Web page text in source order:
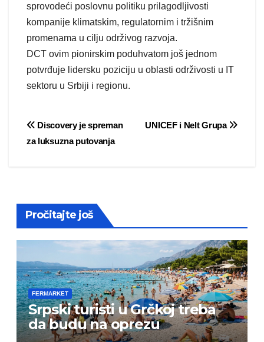
sprovodeći poslovnu politiku prilagodljivosti
kompanije klimatskim, regulatornim i tržišnim
promenama u cilju održivog razvoja.
DCT ovim pionirskim poduhvatom još jednom
potvrđuje lidersku poziciju u oblasti održivosti u IT
sektoru u Srbiji i regionu.
Post
navigation
UNICEF i Nelt Grupa
Discovery je spreman
za luksuzna putovanja
Pročitajte još
FERMARKET
Srpski turisti u Grčkoj treba
da budu na oprezu